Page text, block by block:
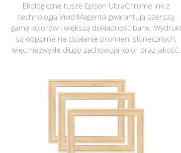
Ekologiczne tusze Epson UltraChrome Ink z
technologią Vivid Magenta gwarantują szerszą
gamę kolorów i większą dokładność barw. Wydruki
są odporne na działanie promieni słonecznych,
więc niezwykle długo zachowują kolor oraz jakość.